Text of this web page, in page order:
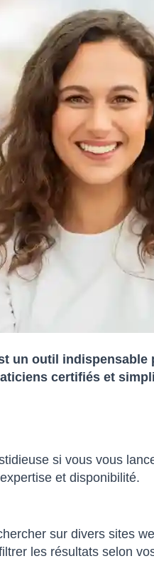
un outil
certifiés et
si vous vous
et disponibilité.
sur divers sites
les résultats selon